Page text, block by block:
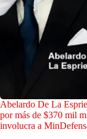
Abelardo De La
por más de $370 mil
involucra a